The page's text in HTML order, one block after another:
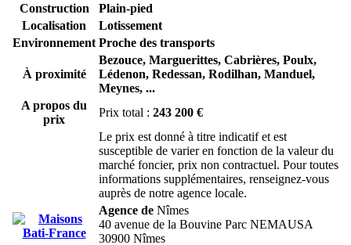
Construction
Plain-pied
Localisation
Lotissement
Environnement Proche des transports
À proximité
Bezouce, Marguerittes, Cabrières, Poulx,
Lédenon, Redessan, Rodilhan, Manduel,
Meynes, ...
A propos du
prix
Prix total : 243 200 €
Le prix est donné à titre indicatif et est
susceptible de varier en fonction de la valeur du
marché foncier, prix non contractuel. Pour toutes
informations supplémentaires, renseignez-vous
auprès de notre agence locale.
Agence de Nîmes
40 avenue de la Bouvine Parc NEMAUSA
30900 Nîmes